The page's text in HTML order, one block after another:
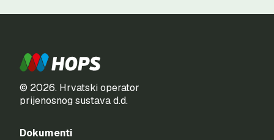
© 2026. Hrvatski operator
prijenosnog sustava d.d.
Dokumenti